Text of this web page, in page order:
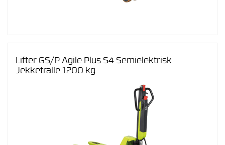
Lifter GS/P Agile Plus S4 Semielektrisk
Jekketralle 1200 kg